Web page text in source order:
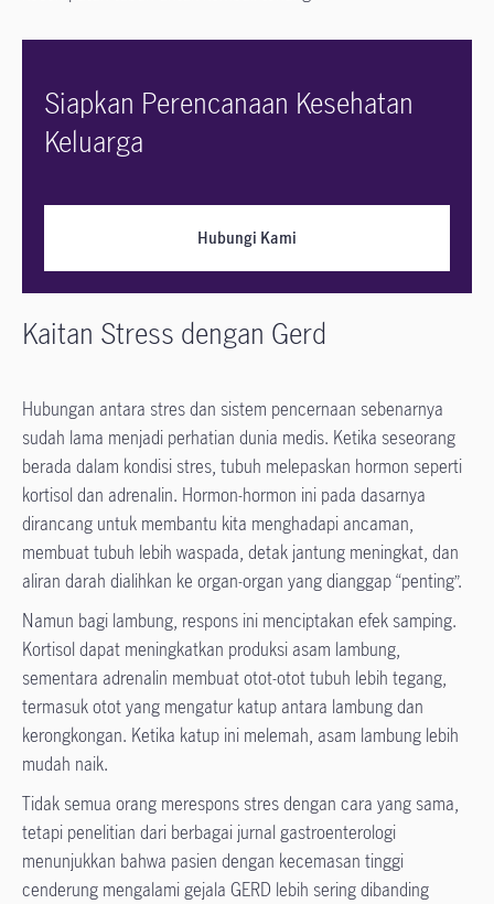
Siapkan Perencanaan Kesehatan
Keluarga
Hubungi Kami
Kaitan Stress dengan Gerd
Hubungan antara stres dan sistem pencernaan sebenarnya
sudah lama menjadi perhatian dunia medis. Ketika seseorang
berada dalam kondisi stres, tubuh melepaskan hormon seperti
kortisol dan adrenalin. Hormon-hormon ini pada dasarnya
dirancang untuk membantu kita menghadapi ancaman,
membuat tubuh lebih waspada, detak jantung meningkat, dan
aliran darah dialihkan ke organ-organ yang dianggap “penting”.
Namun bagi lambung, respons ini menciptakan efek samping.
Kortisol dapat meningkatkan produksi asam lambung,
sementara adrenalin membuat otot-otot tubuh lebih tegang,
termasuk otot yang mengatur katup antara lambung dan
kerongkongan. Ketika katup ini melemah, asam lambung lebih
mudah naik.
Tidak semua orang merespons stres dengan cara yang sama,
tetapi penelitian dari berbagai jurnal gastroenterologi
menunjukkan bahwa pasien dengan kecemasan tinggi
cenderung mengalami gejala GERD lebih sering dibanding